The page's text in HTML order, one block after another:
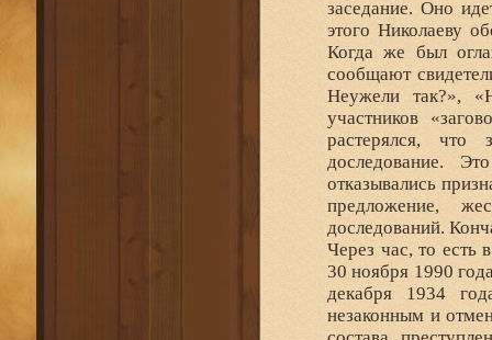
заседание. Оно
этого Николаеву
Когда же был
сообщают
Неужели так?»,
участников
растерялся, что
доследование.
отказывались
предложение,
доследований.
Через час, то есть
30 ноября 1990
декабря 1934
незаконным и